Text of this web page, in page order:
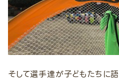
そして選手達が子どもたちに